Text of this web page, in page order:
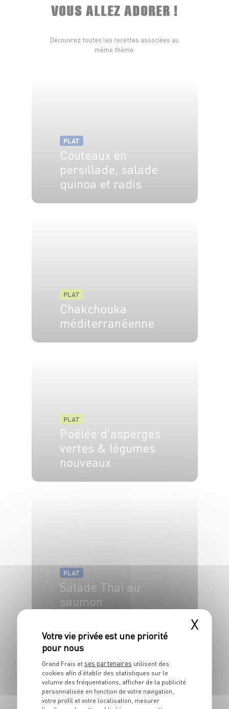
VOUS ALLEZ ADORER !
Découvrez toutes les recettes associées au
même thème.
PLAT
Couteaux en
persillade, salade
quinoa et radis
PLAT
Chakchouka
méditerranéenne
PLAT
Poêlée d'asperges
vertes & légumes
nouveaux
PLAT
Salade Thaï au
saumon
X
Grand Frais et ses partenaires utilisent des
cookies afin d’établir des statistiques sur le
volume des fréquentations, afficher de la publicité
personnalisée en fonction de votre navigation,
votre profil et votre localisation, mesurer